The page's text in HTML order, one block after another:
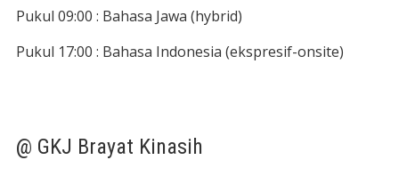
Pukul 09:00 : Bahasa Jawa (hybrid)
Pukul 17:00 : Bahasa Indonesia (ekspresif-onsite)
@ GKJ Brayat Kinasih